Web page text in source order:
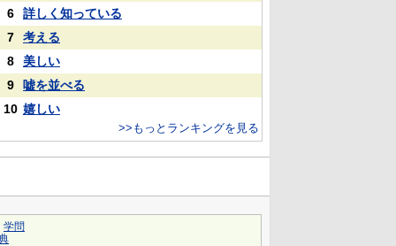
6
詳しく知っている
7
考える
8
美しい
9
嘘を並べる
10 嬉しい
>>もっとランキングを見る
学問